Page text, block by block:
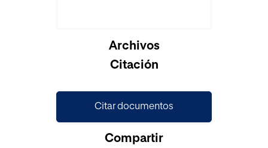
Archivos
Citación
Citar documentos
Compartir